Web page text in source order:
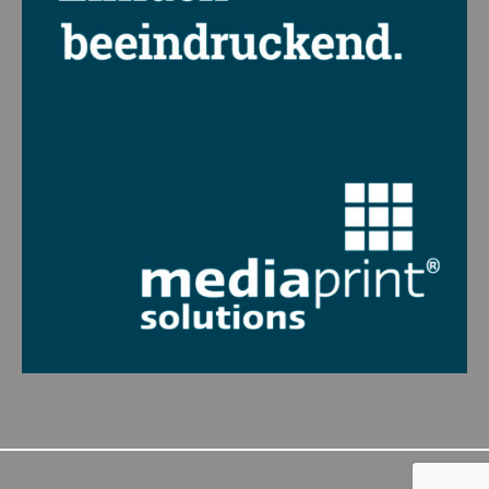
über Websites hinweg verfolgen.
Cookie-Informationen anzeigen